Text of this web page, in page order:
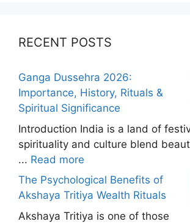
RECENT POSTS
Ganga Dussehra 2026:
Importance, History, Rituals &
Spiritual Significance
Introduction India is a land of
spirituality and culture blend
... Read more
The Psychological Benefits of
Akshaya Tritiya Wealth Rituals
Akshaya Tritiya is one of those